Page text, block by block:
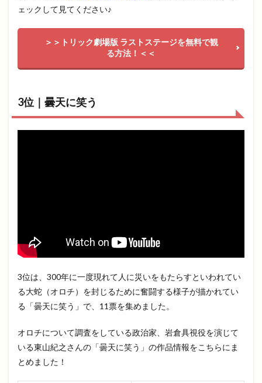
ェックして見てください♪
＞＞トリック劇場版 ラストステージを無料で観
る方法！＜＜
3位｜曇天に笑う
3位は、300年に一度現れて人に災いをもたらすといわれてい
る大蛇（オロチ）を封じるために奮闘する様子が描かれてい
る「曇天に笑う」で、11票を集めました。
オロチについて調査をしている政治家、岩倉具視役を演じて
いる東山紀之さんの「曇天に笑う」の作品情報をこちらにま
とめました！